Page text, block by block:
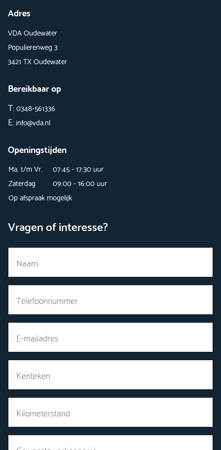
Adres
VDA Oudewater
Populierenweg 3
3421 TX Oudewater
Bereikbaar op
T:0348-561336
E:info@vda.nl
Openingstijden
Ma. t/m Vr.
07:45 - 17:30 uur
Zaterdag
09:00 - 16:00 uur
Op afspraak mogelijk
Vragen of interesse?